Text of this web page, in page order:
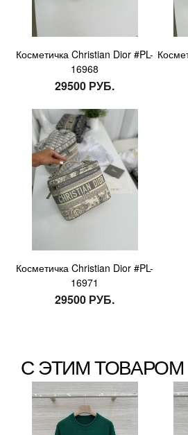
Косметичка Christian Dior #PL-
16968
29500 РУБ.
Косметичка Christian Dior #PL-
16971
29500 РУБ.
С ЭТИМ